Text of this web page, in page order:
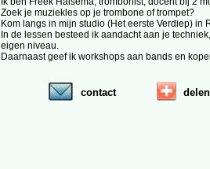
Zoek je muziekles op je trombone of trompet?
Kom langs in mijn studio (Het eerste Verdiep) in
In de lessen besteed ik aandacht aan je
eigen niveau.
Daarnaast geef ik workshops aan bands en
contact delen